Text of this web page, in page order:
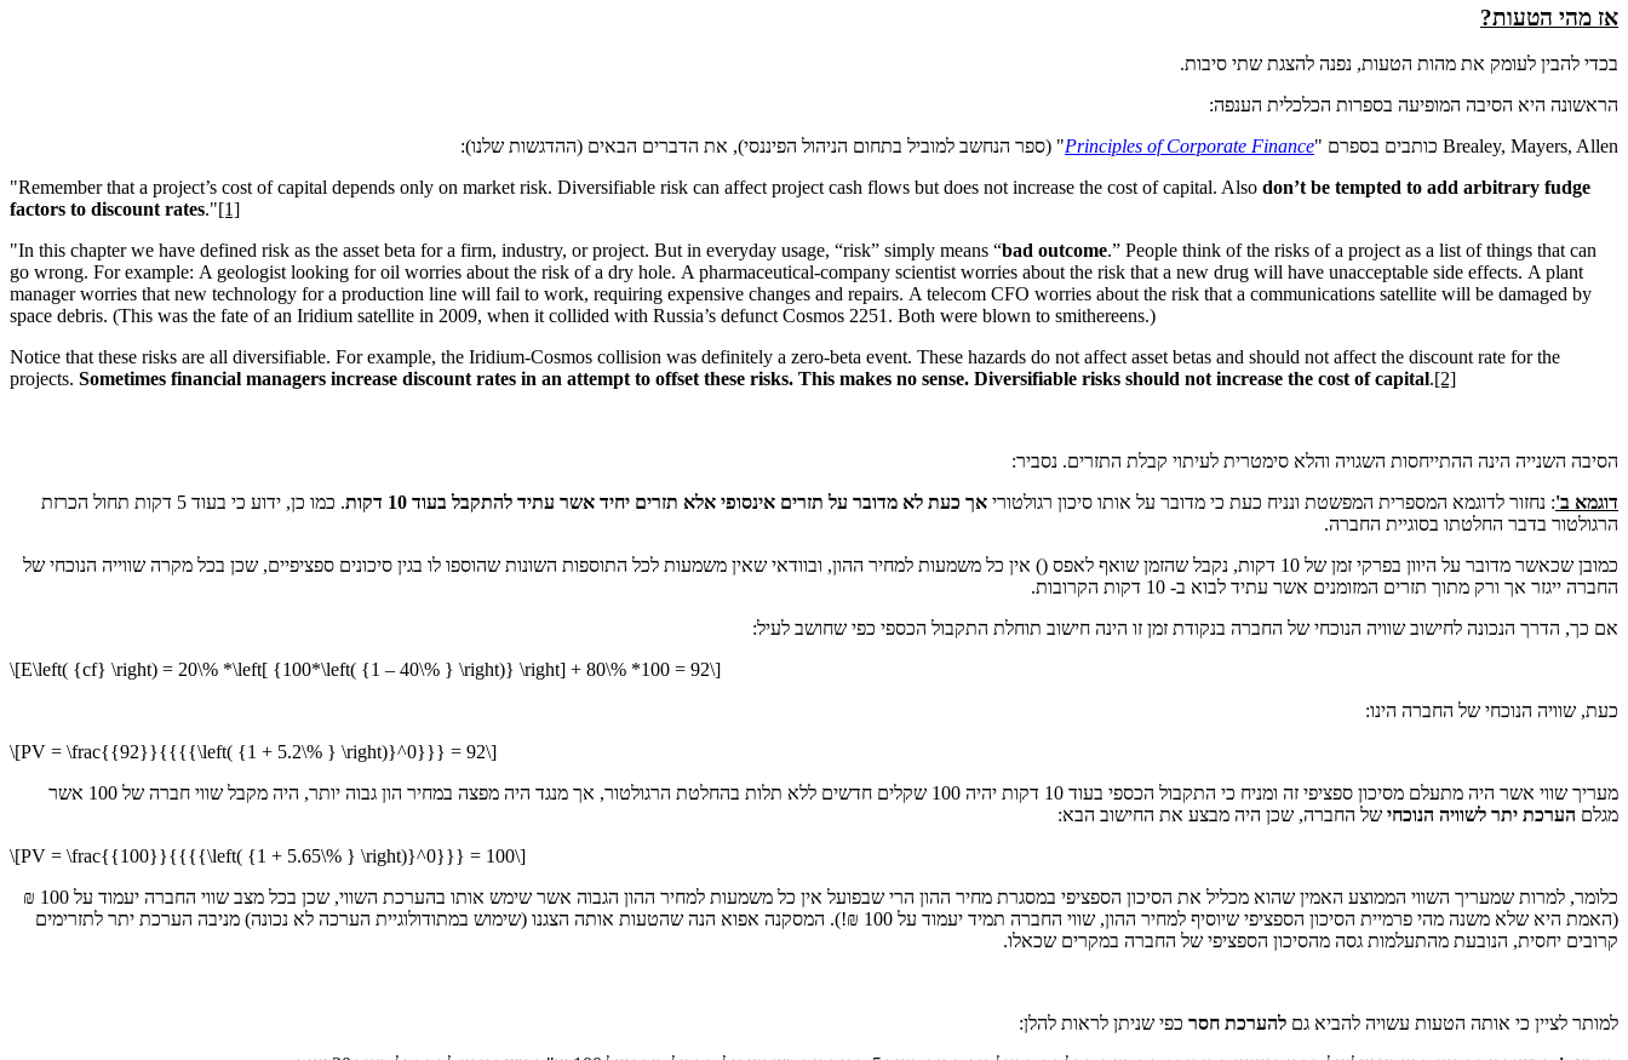
אז מהי הטעות?
בכדי להבין לעומק את מהות הטעות, נפנה להצגת שתי סיבות.
הראשונה היא הסיבה המופיעה בספרות הכלכלית הענפה:
Brealey, Mayers, Allen כותבים בספרם "
Principles of Corporate Finance" (ספר הנחשב למוביל בתחום הניהול הפיננסי), את הדברים הבאים (ההדגשות שלנו):
"Remember that a project’s cost of capital depends only on market risk. Diversifiable risk can affect project cash flows but does not increase the cost of capital. Also don’t be tempted to add arbitrary fudge
factors to discount rates."[1]
"In this chapter we have defined risk as the asset beta for a firm, industry, or project. But in everyday usage, “risk” simply means “bad outcome.” People think of the risks of a project as a list of things that can
go wrong. For example: A geologist looking for oil worries about the risk of a dry hole. A pharmaceutical-company scientist worries about the risk that a new drug will have unacceptable side effects. A plant
manager worries that new technology for a production line will fail to work, requiring expensive changes and repairs. A telecom CFO worries about the risk that a communications satellite will be damaged by
space debris. (This was the fate of an Iridium satellite in 2009, when it collided with Russia’s defunct Cosmos 2251. Both were blown to smithereens.)
Notice that these risks are all diversifiable. For example, the Iridium-Cosmos collision was definitely a zero-beta event. These hazards do not affect asset betas and should not affect the discount rate for the
projects. Sometimes financial managers increase discount rates in an attempt to offset these risks. This makes no sense. Diversifiable risks should not increase the cost of capital.[2]
הסיבה השנייה הינה ההתייחסות השגויה והלא סימטרית לעיתוי קבלת התזרים. נסביר:
דוגמא ב': נחזור לדוגמא המספרית המפשטת ונניח כעת כי מדובר על אותו סיכון רגולטורי אך כעת לא מדובר על תזרים אינסופי אלא תזרים יחיד אשר עתיד להתקבל בעוד 10 דקות
. כמו כן, ידוע כי בעוד 5 דקות תחול הכרזת
הרגולטור בדבר החלטתו בסוגיית החברה.
כמובן שכאשר מדובר על היוון בפרקי זמן של 10 דקות, נקבל שהזמן שואף לאפס () אין כל משמעות למחיר ההון, ובוודאי שאין משמעות לכל התוספות השונות שהוספו לו בגין סיכונים ספציפיים, שכן בכל מקרה שווייה הנוכחי של
החברה ייגזר אך ורק מתוך תזרים המזומנים אשר עתיד לבוא ב- 10 דקות הקרובות.
אם כך, הדרך הנכונה לחישוב שוויה הנוכחי של החברה בנקודת זמן זו הינה חישוב תוחלת התקבול הכספי כפי שחושב לעיל:
\[E\left( {cf} \right) = 20\% *\left[ {100*\left( {1 – 40\% } \right)} \right] + 80\% *100 = 92\]
כעת, שוויה הנוכחי של החברה הינו:
\[PV = \frac{{92}}{{{{\left( {1 + 5.2\% } \right)}^0}}} = 92\]
מעריך שווי אשר היה מתעלם מסיכון ספציפי זה ומניח כי התקבול הכספי בעוד 10 דקות יהיה 100 שקלים חדשים ללא תלות בהחלטת הרגולטור, אך מנגד היה מפצה במחיר הון גבוה יותר, היה מקבל שווי חברה של 100 אשר
מגלם הערכת יתר לשוויה הנוכחי של החברה, שכן היה מבצע את החישוב הבא:
\[PV = \frac{{100}}{{{{\left( {1 + 5.65\% } \right)}^0}}} = 100\]
כלומר, למרות שמעריך השווי הממוצע האמין שהוא מכליל את הסיכון הספציפי במסגרת מחיר ההון הרי שבפועל אין כל משמעות למחיר ההון הגבוה אשר שימש אותו בהערכת השווי, שכן בכל מצב שווי החברה יעמוד על 100 ₪
(האמת היא שלא משנה מהי פרמיית הסיכון הספציפי שיוסיף למחיר ההון, שווי החברה תמיד יעמוד על 100 ₪!). המסקנה אפוא הנה שהטעות אותה הצגנו (שימוש במתודולוגיית הערכה לא נכונה) מניבה הערכת יתר לתזרימים
קרובים יחסית, הנובעת מהתעלמות גסה מהסיכון הספציפי של החברה במקרים שכאלו.
למותר לציין כי אותה הטעות עשויה להביא גם להערכת חסר כפי שניתן לראות להלן: